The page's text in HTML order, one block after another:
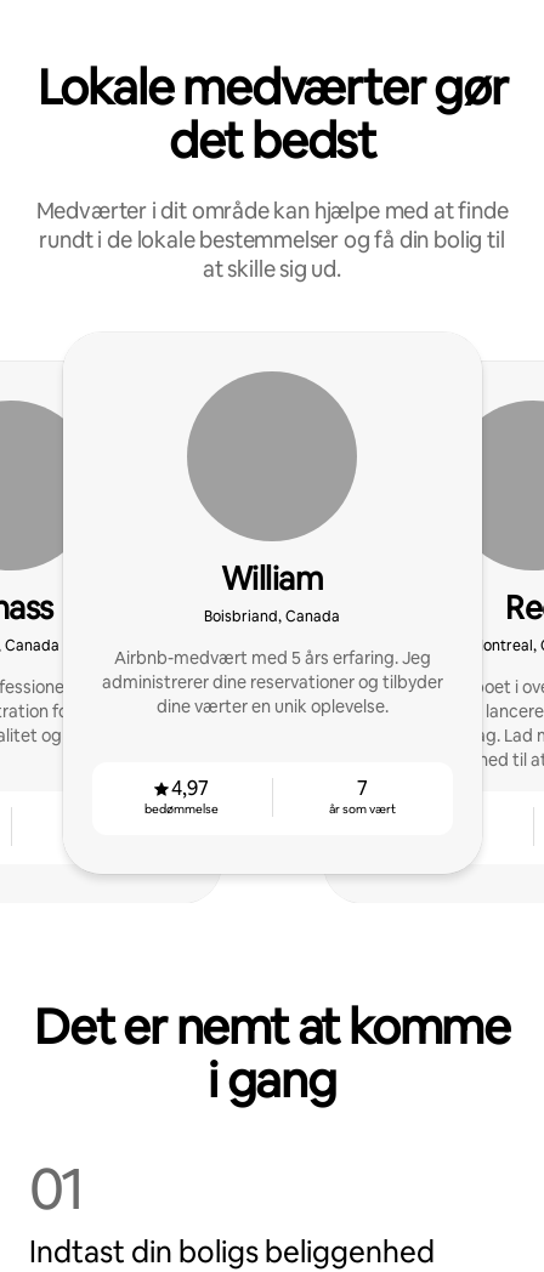
Lokale medværter gør
det bedst
Medværter i dit område kan hjælpe med at finde
rundt i de lokale bestemmelser og få din bolig til
at skille sig ud.
Canada
hurtig og
for at maksimere
og ydeevne.
William
Boisbriand, Canada
Airbnb-medvært med 5 års erfaring. Jeg
administrerer dine reservationer og tilbyder
dine værter en unik oplevelse.
4,97
bedømmelse
7
år som vært
Efter at have boet i
verden over,
succesrige opslag.
få din virksomhed til
Det er nemt at komme
i gang
01
Indtast din boligs beliggenhed